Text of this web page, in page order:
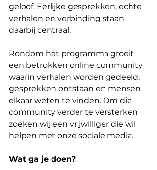
geloof. Eerlijke gesprekken, echte
verhalen en verbinding staan
daarbij centraal.
Rondom het programma groeit
een betrokken online community
waarin verhalen worden gedeeld,
gesprekken ontstaan en mensen
elkaar weten te vinden. Om die
community verder te versterken
zoeken wij een vrijwilliger die wil
helpen met onze sociale media.
Wat ga je doen?